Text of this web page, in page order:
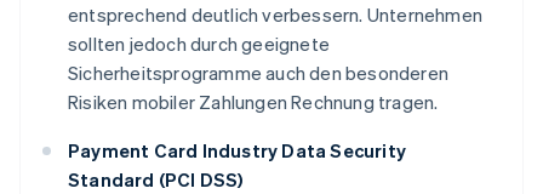
entsprechend deutlich verbessern. Unternehmen
sollten jedoch durch geeignete
Sicherheitsprogramme auch den besonderen
Risiken mobiler Zahlungen Rechnung tragen.
Payment Card Industry Data Security
Standard (PCI DSS)